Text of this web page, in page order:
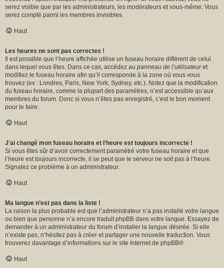
serez visible que par les administrateurs, les modérateurs et vous-même. Vous
serez compté parmi les membres invisibles.
Haut
Les heures ne sont pas correctes !
Il est possible que l’heure affichée utilise un fuseau horaire différent de celui
dans lequel vous êtes. Dans ce cas, accédez au panneau de l’utilisateuret
modifiez le fuseau horaire afin qu’il corresponde à la zone où vous vous
trouvez (ex : Londres, Paris, New York, Sydney, etc.). Notez que la modification
du fuseau horaire, comme la plupart des paramètres, n’est accessible qu’aux
membres du forum. Donc si vous n’êtes pas enregistré, c’est le bon moment
pour le faire.
Haut
J’ai changé mon fuseau horaire et l’heure est toujours incorrecte !
Si vous êtes sûr d’avoir correctement paramétré votre fuseau horaire et que
l’heure est toujours incorrecte, il se peut que le serveur ne soit pas à l’heure.
Signalez ce problème à un administrateur.
Haut
Ma langue n’est pas dans la liste !
La raison la plus probable est que l’administrateur n’a pas installé votre langue
ou bien que personne n’a encore traduit phpBB dans votre langue. Essayez de
demander à un administrateur du forum d’installer la langue désirée. Si elle
n’existe pas, n’hésitez pas à créer et partager une nouvelle traduction. Vous
trouverez davantage d’informations sur le site Internet de phpBB®.
Haut